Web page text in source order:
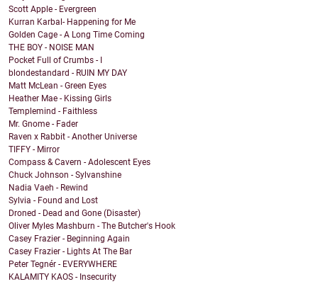
Scott Apple - Evergreen
Kurran Karbal- Happening for Me
Golden Cage - A Long Time Coming
THE BOY - NOISE MAN
Pocket Full of Crumbs - I
blondestandard - RUIN MY DAY
Matt McLean - Green Eyes
Heather Mae - Kissing Girls
Templemind - Faithless
Mr. Gnome - Fader
Raven x Rabbit - Another Universe
TIFFY - Mirror
Compass & Cavern - Adolescent Eyes
Chuck Johnson - Sylvanshine
Nadia Vaeh - Rewind
Sylvia - Found and Lost
Droned - Dead and Gone (Disaster)
Oliver Myles Mashburn - The Butcher's Hook
Casey Frazier - Beginning Again
Casey Frazier - Lights At The Bar
Peter Tegnér - EVERYWHERE
KALAMITY KAOS - Insecurity